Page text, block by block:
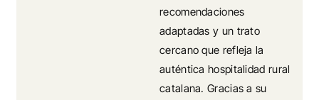
recomendaciones
adaptadas y un trato
cercano que refleja la
auténtica hospitalidad rural
catalana. Gracias a su